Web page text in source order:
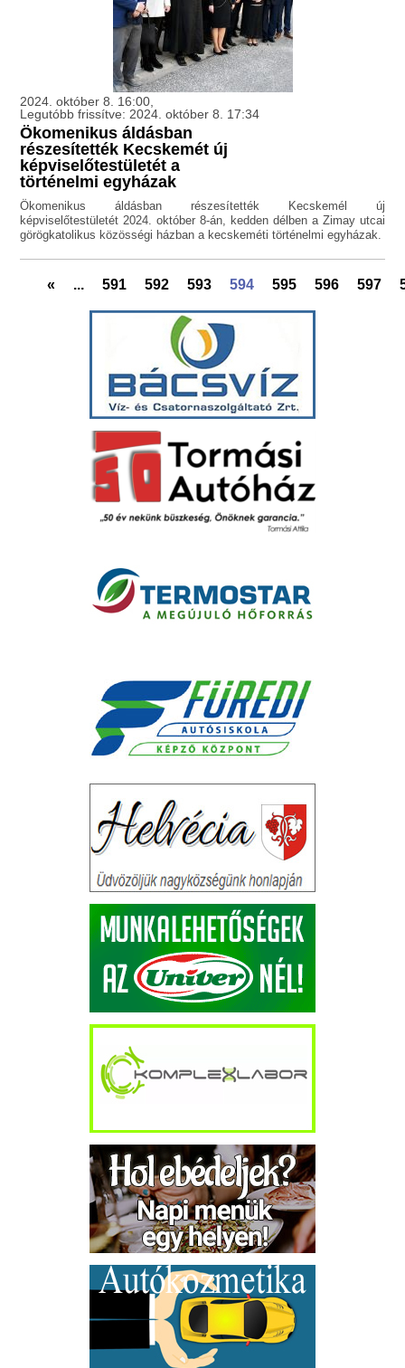
2024. október 8. 16:00,
Legutóbb frissítve: 2024. október 8. 17:34
Ökomenikus áldásban
részesítették Kecskemét új
képviselőtestületét a
történelmi egyházak
Ökomenikus áldásban részesítették Kecskemél új
képviselőtestületét 2024. október 8-án, kedden délben a Zimay utcai
görögkatolikus közösségi házban a kecskeméti történelmi egyházak.
« ... 591 592 593 594 595 596 597